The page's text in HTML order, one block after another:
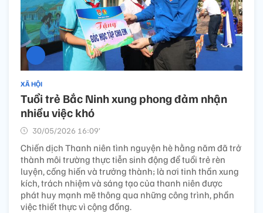
XÃ HỘI
Tuổi trẻ Bắc Ninh xung phong đảm nhận
nhiều việc khó
30/05/2026 16:09’
Chiến dịch Thanh niên tình nguyện hè hằng năm đã trở
thành môi trường thực tiễn sinh động để tuổi trẻ rèn
luyện, cống hiến và trưởng thành; là nơi tinh thần xung
kích, trách nhiệm và sáng tạo của thanh niên được
phát huy mạnh mẽ thông qua những công trình, phần
việc thiết thực vì cộng đồng.